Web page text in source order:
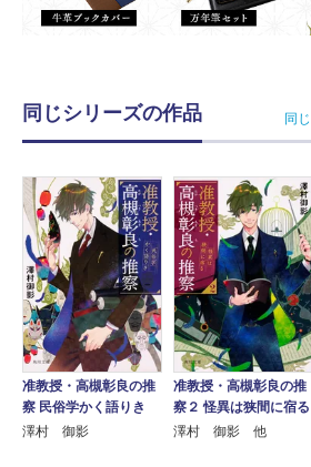
同じシリーズの作品 同
准教授・高槻彰良の推
察 民俗学かく語りき
澤村 御影
准教授・高槻彰良の推
察２ 怪異は狭間に宿る
澤村 御影 他